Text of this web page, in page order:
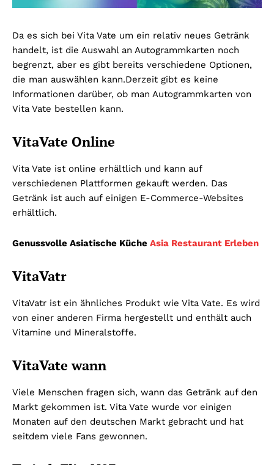
Da es sich bei Vita Vate um ein relativ neues Getränk
handelt, ist die Auswahl an Autogrammkarten noch
begrenzt, aber es gibt bereits verschiedene Optionen,
die man auswählen kann.Derzeit gibt es keine
Informationen darüber, ob man Autogrammkarten von
Vita Vate bestellen kann.
VitaVate Online
Vita Vate ist online erhältlich und kann auf
verschiedenen Plattformen gekauft werden. Das
Getränk ist auch auf einigen E-Commerce-Websites
erhältlich.
Genussvolle Asiatische Küche Asia Restaurant Erleben
VitaVatr
VitaVatr ist ein ähnliches Produkt wie Vita Vate. Es wird
von einer anderen Firma hergestellt und enthält auch
Vitamine und Mineralstoffe.
VitaVate wann
Viele Menschen fragen sich, wann das Getränk auf den
Markt gekommen ist. Vita Vate wurde vor einigen
Monaten auf den deutschen Markt gebracht und hat
seitdem viele Fans gewonnen.